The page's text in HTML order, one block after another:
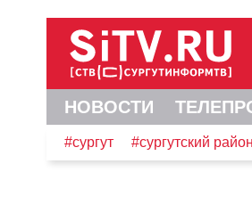
НОВОСТИ
#сургут #сургутский район